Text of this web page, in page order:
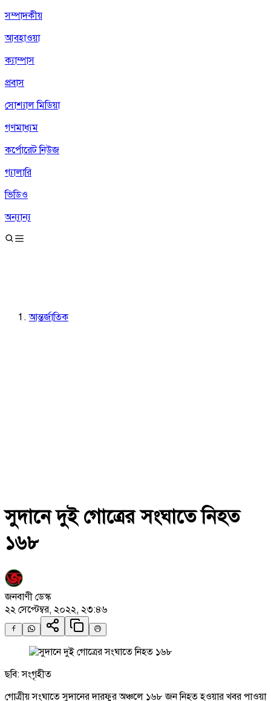
সম্পাদকীয়
আবহাওয়া
ক্যাম্পাস
প্রবাস
সোশ্যাল মিডিয়া
গণমাধ্যম
কর্পোরেট নিউজ
গ্যালারি
ভিডিও
অন্যান্য
আন্তর্জাতিক
সুদানে দুই গোত্রের সংঘাতে নিহত
১৬৮
জনবাণী ডেস্ক
২২ সেপ্টেম্বর, ২০২২, ২৩:৪৬
ছবি: সংগৃহীত
গোত্রীয় সংঘাতে সুদানের দারফুর অঞ্চলে ১৬৮ জন নিহত হওয়ার খবর পাওয়া